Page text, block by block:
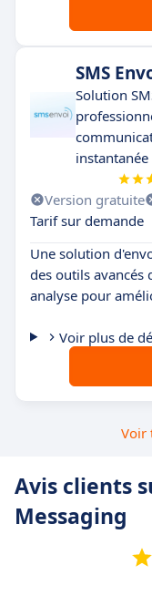
SMS
Solution
instantanée
Version gratuite
Tarif sur demande
Une solution
des outils
analyse pour
Voir plus de
Voir
Avis clients
Messaging